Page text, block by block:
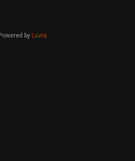
Powered by Luvra